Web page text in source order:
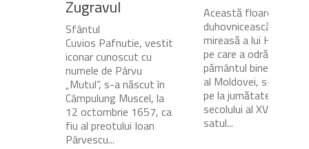
Zugravul
Sfântul
Cuvios Pafnutie, vestit
iconar cunoscut cu
numele de Pârvu
„Mutul”, s-a născut în
Câmpulung Muscel, la
12 octombrie 1657, ca
fiu al preotului Ioan
Pârvescu...
Această floare
duhovnicească și
mireasă a lui Hristos,
pe care a odrăslit-o
pământul
al Moldovei, s-a
pe la jumătatea
secolului al XVII-lea, în
satul...